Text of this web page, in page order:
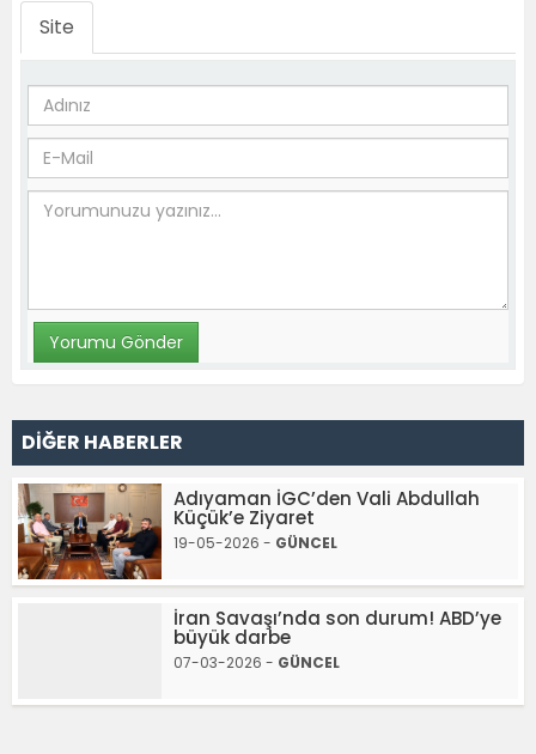
Site
DİĞER HABERLER
Adıyaman İGC’den Vali Abdullah
Küçük’e Ziyaret
19-05-2026 - GÜNCEL
İran Savaşı’nda son durum! ABD’ye
büyük darbe
07-03-2026 - GÜNCEL